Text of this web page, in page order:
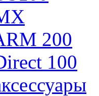
200
100